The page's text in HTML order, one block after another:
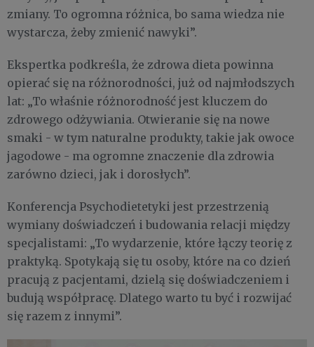
zmiany. To ogromna różnica, bo sama wiedza nie
wystarcza, żeby zmienić nawyki”.
Ekspertka podkreśla, że zdrowa dieta powinna
opierać się na różnorodności, już od najmłodszych
lat: „To właśnie różnorodność jest kluczem do
zdrowego odżywiania. Otwieranie się na nowe
smaki - w tym naturalne produkty, takie jak owoce
jagodowe - ma ogromne znaczenie dla zdrowia
zarówno dzieci, jak i dorosłych”.
Konferencja Psychodietetyki jest przestrzenią
wymiany doświadczeń i budowania relacji między
specjalistami: „To wydarzenie, które łączy teorię z
praktyką. Spotykają się tu osoby, które na co dzień
pracują z pacjentami, dzielą się doświadczeniem i
budują współpracę. Dlatego warto tu być i rozwijać
się razem z innymi”.